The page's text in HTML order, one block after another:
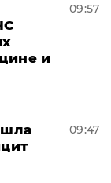
и
09:57
09:47